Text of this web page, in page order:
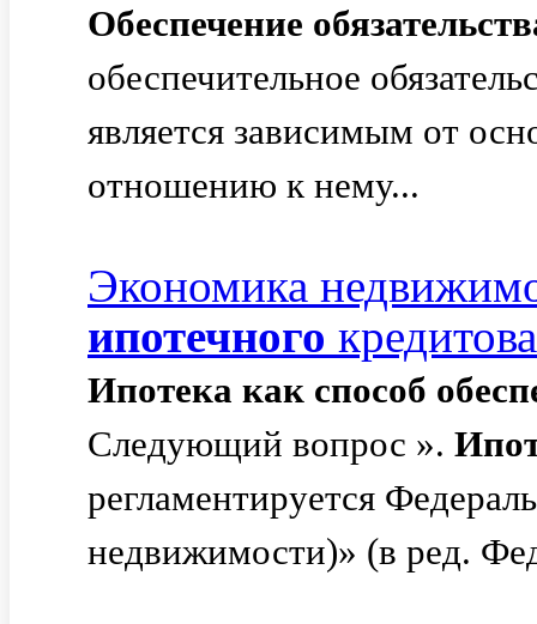
Обеспечение
обеспечительное
является зависимым от
отношению к нему...
Экономика
ипотечного
Ипотека как способ
Следующий вопрос ».
регламентируется
недвижимости)» (в ред.